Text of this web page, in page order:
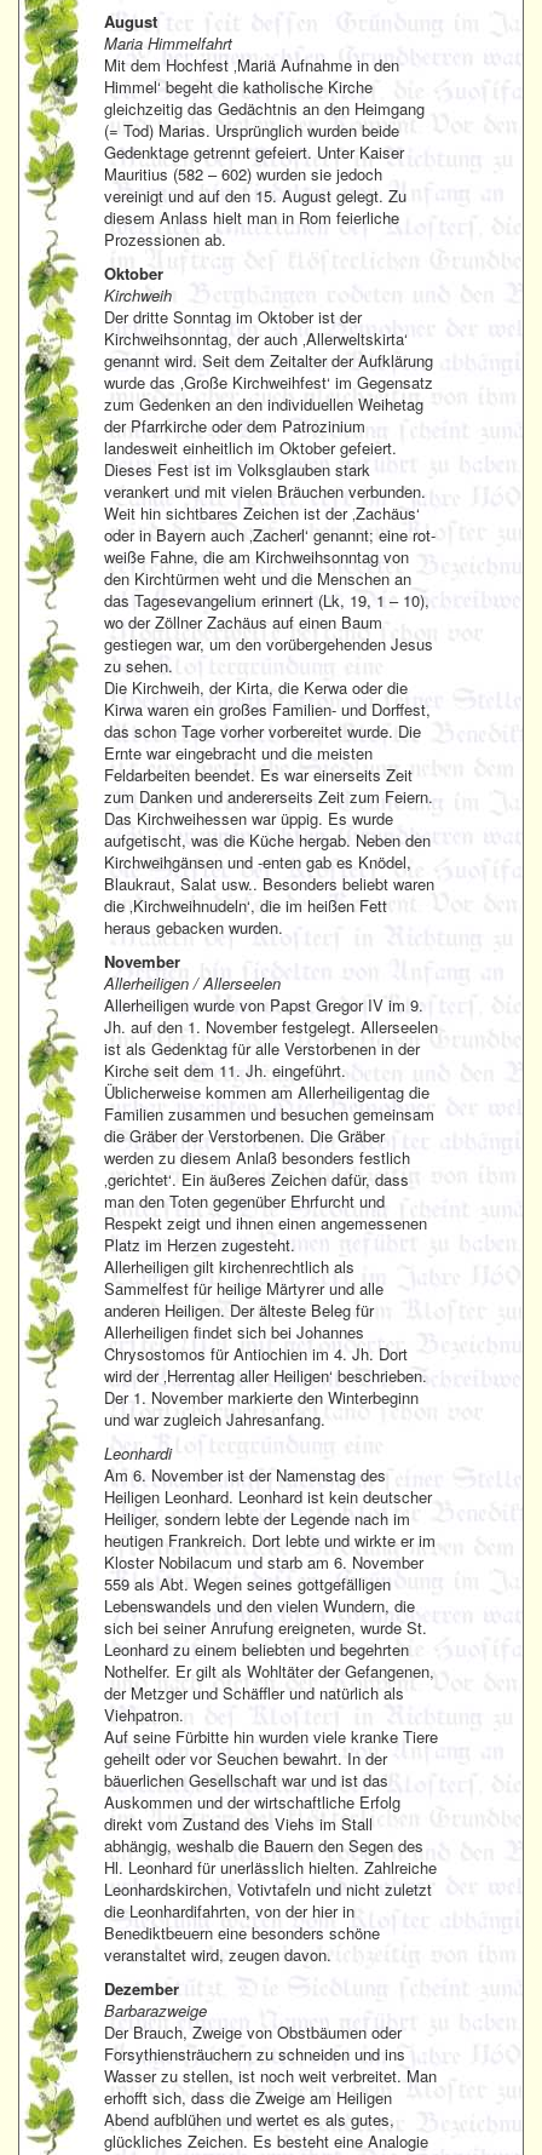
August
Maria Himmelfahrt
Mit dem Hochfest ‚Mariä Aufnahme in den
Himmel‘ begeht die katholische Kirche
gleichzeitig das Gedächtnis an den Heimgang
(= Tod) Marias. Ursprünglich wurden beide
Gedenktage getrennt gefeiert. Unter Kaiser
Mauritius (582 – 602) wurden sie jedoch
vereinigt und auf den 15. August gelegt. Zu
diesem Anlass hielt man in Rom feierliche
Prozessionen ab.
Oktober
Kirchweih
Der dritte Sonntag im Oktober ist der
Kirchweihsonntag, der auch ‚Allerweltskirta‘
genannt wird. Seit dem Zeitalter der Aufklärung
wurde das ‚Große Kirchweihfest‘ im Gegensatz
zum Gedenken an den individuellen Weihetag
der Pfarrkirche oder dem Patrozinium
landesweit einheitlich im Oktober gefeiert.
Dieses Fest ist im Volksglauben stark
verankert und mit vielen Bräuchen verbunden.
Weit hin sichtbares Zeichen ist der ‚Zachäus‘
oder in Bayern auch ‚Zacherl‘ genannt; eine rot-
weiße Fahne, die am Kirchweihsonntag von
den Kirchtürmen weht und die Menschen an
das Tagesevangelium erinnert (Lk, 19, 1 – 10),
wo der Zöllner Zachäus auf einen Baum
gestiegen war, um den vorübergehenden Jesus
zu sehen.
Die Kirchweih, der Kirta, die Kerwa oder die
Kirwa waren ein großes Familien- und Dorffest,
das schon Tage vorher vorbereitet wurde. Die
Ernte war eingebracht und die meisten
Feldarbeiten beendet. Es war einerseits Zeit
zum Danken und andererseits Zeit zum Feiern.
Das Kirchweihessen war üppig. Es wurde
aufgetischt, was die Küche hergab. Neben den
Kirchweihgänsen und -enten gab es Knödel,
Blaukraut, Salat usw.. Besonders beliebt waren
die ‚Kirchweihnudeln‘, die im heißen Fett
heraus gebacken wurden.
November
Allerheiligen / Allerseelen
Allerheiligen wurde von Papst Gregor IV im 9.
Jh. auf den 1. November festgelegt. Allerseelen
ist als Gedenktag für alle Verstorbenen in der
Kirche seit dem 11. Jh. eingeführt.
Üblicherweise kommen am Allerheiligentag die
Familien zusammen und besuchen gemeinsam
die Gräber der Verstorbenen. Die Gräber
werden zu diesem Anlaß besonders festlich
‚gerichtet‘. Ein äußeres Zeichen dafür, dass
man den Toten gegenüber Ehrfurcht und
Respekt zeigt und ihnen einen angemessenen
Platz im Herzen zugesteht.
Allerheiligen gilt kirchenrechtlich als
Sammelfest für heilige Märtyrer und alle
anderen Heiligen. Der älteste Beleg für
Allerheiligen findet sich bei Johannes
Chrysostomos für Antiochien im 4. Jh. Dort
wird der ‚Herrentag aller Heiligen‘ beschrieben.
Der 1. November markierte den Winterbeginn
und war zugleich Jahresanfang.
Leonhardi
Am 6. November ist der Namenstag des
Heiligen Leonhard. Leonhard ist kein deutscher
Heiliger, sondern lebte der Legende nach im
heutigen Frankreich. Dort lebte und wirkte er im
Kloster Nobilacum und starb am 6. November
559 als Abt. Wegen seines gottgefälligen
Lebenswandels und den vielen Wundern, die
sich bei seiner Anrufung ereigneten, wurde St.
Leonhard zu einem beliebten und begehrten
Nothelfer. Er gilt als Wohltäter der Gefangenen,
der Metzger und Schäffler und natürlich als
Viehpatron.
Auf seine Fürbitte hin wurden viele kranke Tiere
geheilt oder vor Seuchen bewahrt. In der
bäuerlichen Gesellschaft war und ist das
Auskommen und der wirtschaftliche Erfolg
direkt vom Zustand des Viehs im Stall
abhängig, weshalb die Bauern den Segen des
Hl. Leonhard für unerlässlich hielten. Zahlreiche
Leonhardskirchen, Votivtafeln und nicht zuletzt
die Leonhardifahrten, von der hier in
Benediktbeuern eine besonders schöne
veranstaltet wird, zeugen davon.
Dezember
Barbarazweige
Der Brauch, Zweige von Obstbäumen oder
Forsythiensträuchern zu schneiden und ins
Wasser zu stellen, ist noch weit verbreitet. Man
erhofft sich, dass die Zweige am Heiligen
Abend aufblühen und wertet es als gutes,
glückliches Zeichen. Es besteht eine Analogie